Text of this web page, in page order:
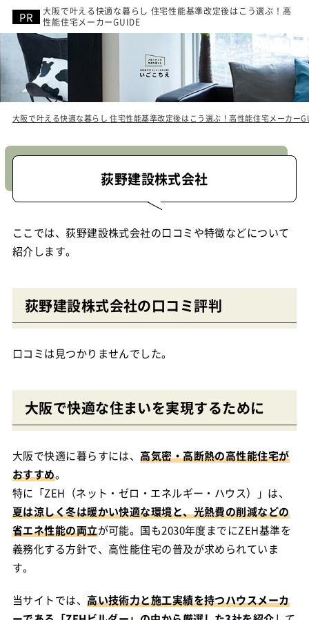
大阪で叶える快適な暮らし 住宅性能基準改定後はこう選ぶ！高
性能住宅メーカーGUIDE
大阪で叶える快適な暮らし 住宅性能基準改定後はこう選ぶ！高性能住宅メーカー
荻野建設株式会社
ここでは、荻野建設株式会社の口コミや特徴などについて
紹介します。
荻野建設株式会社の口コミ評判
口コミは見つかりませんでした。
大阪で快適な住まいを実現するために
大阪で快適に暮らすには、高気密・高断熱の高性能住宅が
おすすめ。
特に「ZEH（ネット・ゼロ・エネルギー・ハウス）」は、
夏は涼しく冬は暖かい快適な環境と、光熱費の削減などの
省エネ性能の両立が可能。国も2030年度までにZEH基準を
義務化する方針で、高性能住宅の普及が求められていま
す。
当サイトでは、高い技術力と施工実績を持つハウスメーカ